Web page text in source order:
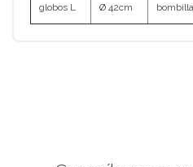
globos L Ø 42cm